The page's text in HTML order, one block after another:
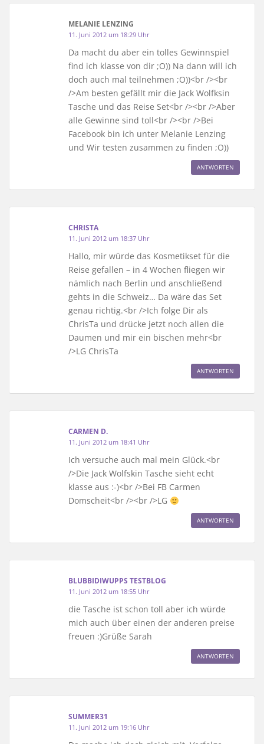
MELANIE LENZING
11. Juni 2012 um 18:29 Uhr
Da macht du aber ein tolles Gewinnspiel
find ich klasse von dir ;O)) Na dann will ich
doch auch mal teilnehmen ;O))<br /><br
/>Am besten gefällt mir die Jack Wolfksin
Tasche und das Reise Set<br /><br />Aber
alle Gewinne sind toll<br /><br />Bei
Facebook bin ich unter Melanie Lenzing
und Wir testen zusammen zu finden ;O))
ANTWORTEN
CHRISTA
11. Juni 2012 um 18:37 Uhr
Hallo, mir würde das Kosmetikset für die
Reise gefallen – in 4 Wochen fliegen wir
nämlich nach Berlin und anschließend
gehts in die Schweiz… Da wäre das Set
genau richtig.<br />Ich folge Dir als
ChrisTa und drücke jetzt noch allen die
Daumen und mir ein bischen mehr<br
/>LG ChrisTa
ANTWORTEN
CARMEN D.
11. Juni 2012 um 18:41 Uhr
Ich versuche auch mal mein Glück.<br
/>Die Jack Wolfskin Tasche sieht echt
klasse aus :-)<br />Bei FB Carmen
Domscheit<br /><br />LG
ANTWORTEN
BLUBBIDIWUPPS TESTBLOG
11. Juni 2012 um 18:55 Uhr
die Tasche ist schon toll aber ich würde
mich auch über einen der anderen preise
freuen :)Grüße Sarah
ANTWORTEN
SUMMER31
11. Juni 2012 um 19:16 Uhr